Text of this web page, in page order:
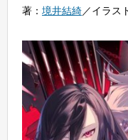
著： 境井結綺／イラス